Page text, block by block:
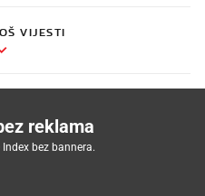
VIJESTI
reklama
bez bannera.